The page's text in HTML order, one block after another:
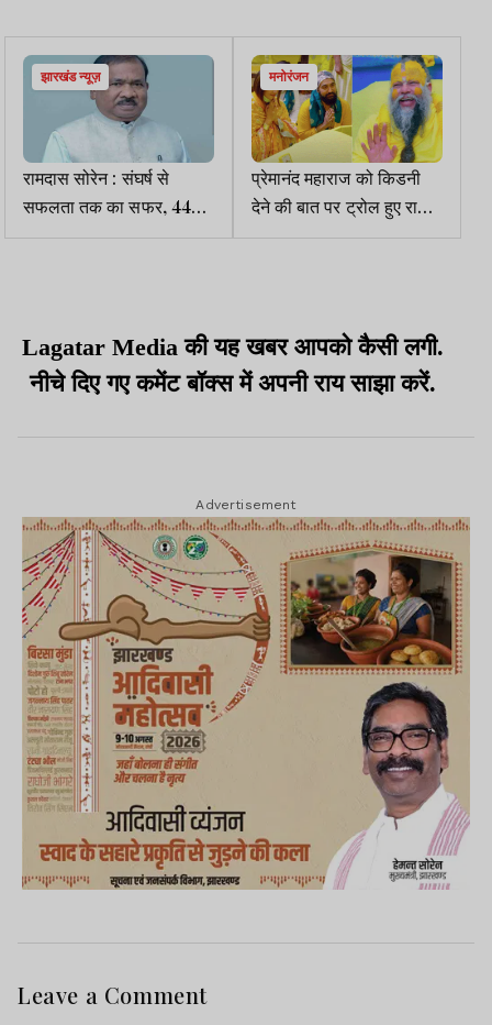
झारखंड न्यूज़
रामदास सोरेन : संघर्ष से
सफलता तक का सफर, 44
वर्षों बाद मंत्री पद की कुर्सी तक
मनोरंजन
प्रेमानंद महाराज को किडनी
देने की बात पर ट्रोल हुए राज
कुंद्रा,शेयर किया पोस्ट
Lagatar Media की यह खबर आपको कैसी लगी.
नीचे दिए गए कमेंट बॉक्स में अपनी राय साझा करें.
Advertisement
Leave a Comment